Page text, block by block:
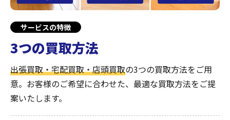
サービスの特徴
3つの買取方法
出張買取・宅配買取・店頭買取の3つの買取方法をご用
意。お客様のご希望に合わせた、最適な買取方法をご提
案いたします。